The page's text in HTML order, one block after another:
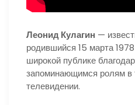
Леонид Кулагин —
родившийся 15 марта
широкой публике
запоминающимся ролям в
телевидении.